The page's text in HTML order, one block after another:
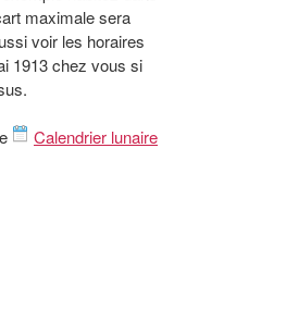
maximale sera
voir les horaires
1913 chez vous si
Calendrier lunaire